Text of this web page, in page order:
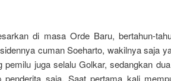
di masa Orde Baru, bertahun-
cuman Soeharto, wakilnya saja
pemilu juga selalu Golkar, sedangkan